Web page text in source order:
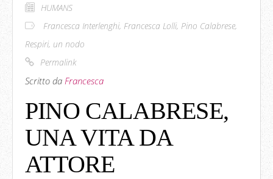
HUMANS
Francesca Interlenghi, Francesca Lolli, Pino Calabrese,
Respiri, un nodo
Permalink
Scritto da Francesca
PINO CALABRESE,
UNA VITA DA
ATTORE